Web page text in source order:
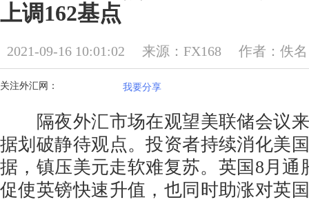
上调162基点
2021-09-16 10:01:02 来源：FX168 作者：佚名
关注外汇网： 我要分享
隔夜外汇市场在观望美联储会议来
据划破静待观点。投资者持续消化美
据，镇压美元走软难复苏。英国8月通
促使英镑快速升值，也同时助涨对英